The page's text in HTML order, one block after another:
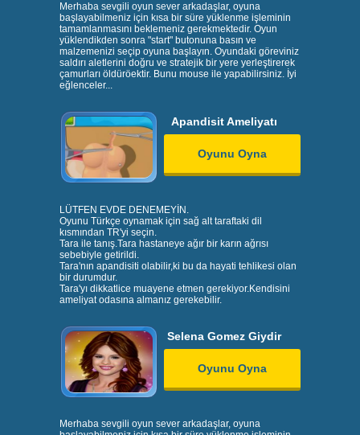
Merhaba sevgili oyun sever arkadaşlar, oyuna
başlayabilmeniz için kısa bir süre yüklenme işleminin
tamamlanmasını beklemeniz gerekmektedir. Oyun
yüklendikden sonra "start" butonuna basın ve
malzemenizi seçip oyuna başlayın. Oyundaki göreviniz
saldırı aletlerini doğru ve stratejik bir yere yerleştirerek
çamurları öldüröektir. Bunu mouse ile yapabilirsiniz. İyi
eğlenceler...
Apandisit Ameliyatı
Oyunu Oyna
LÜTFEN EVDE DENEMEYİN.
Oyunu Türkçe oynamak için sağ alt taraftaki dil
kısmından TR'yi seçin.
Tara ile tanış.Tara hastaneye ağır bir karın ağrısı
sebebiyle getirildi.
Tara'nın apandisiti olabilir,ki bu da hayati tehlikesi olan
bir durumdur.
Tara'yı dikkatlice muayene etmen gerekiyor.Kendisini
ameliyat odasına almanız gerekebilir.
Selena Gomez Giydir
Oyunu Oyna
Merhaba sevgili oyun sever arkadaşlar, oyuna